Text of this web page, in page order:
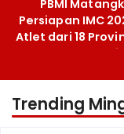
PBMI
Persiapan IMC
Atlet dari 18
Berlaga Besok di
Trending